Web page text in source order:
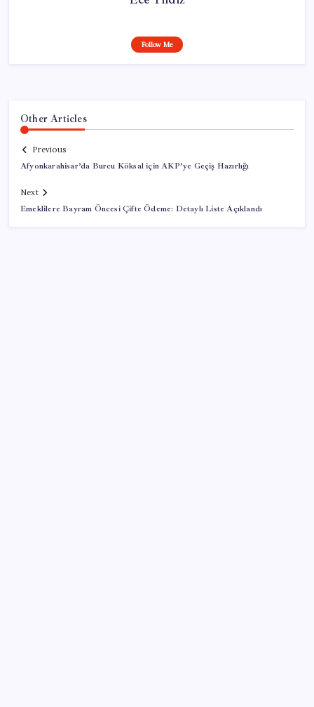
Follow Me
Other Articles
Previous
Afyonkarahisar’da Burcu Köksal için AKP’ye Geçiş Hazırlığı
Next
Emeklilere Bayram Öncesi Çifte Ödeme: Detaylı Liste Açıklandı